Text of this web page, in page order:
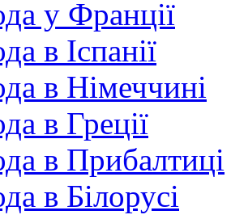
у Франції
в Іспанії
в Німеччині
в Греції
в Прибалтиці
в Білорусі